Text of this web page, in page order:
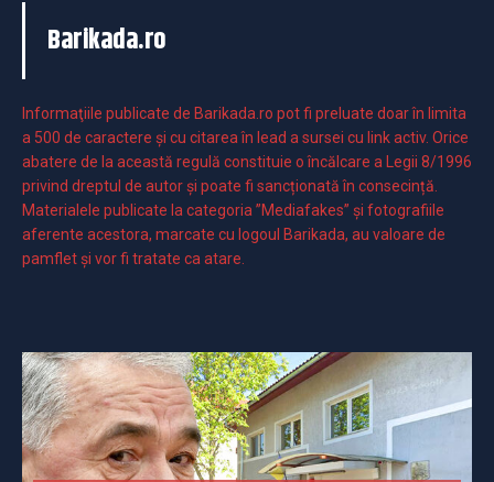
Barikada.ro
Informaţiile publicate de Barikada.ro pot fi preluate doar în limita
a 500 de caractere şi cu citarea în lead a sursei cu link activ. Orice
abatere de la această regulă constituie o încălcare a Legii 8/1996
privind dreptul de autor și poate fi sancționată în consecință.
Materialele publicate la categoria ”Mediafakes” și fotografiile
aferente acestora, marcate cu logoul Barikada, au valoare de
pamflet și vor fi tratate ca atare.